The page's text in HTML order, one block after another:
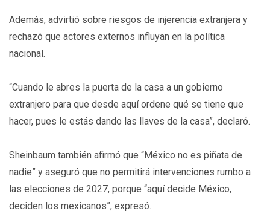
Además, advirtió sobre riesgos de injerencia extranjera y
rechazó que actores externos influyan en la política
nacional.
“Cuando le abres la puerta de la casa a un gobierno
extranjero para que desde aquí ordene qué se tiene que
hacer, pues le estás dando las llaves de la casa”, declaró.
Sheinbaum también afirmó que “México no es piñata de
nadie” y aseguró que no permitirá intervenciones rumbo a
las elecciones de 2027, porque “aquí decide México,
deciden los mexicanos”, expresó.